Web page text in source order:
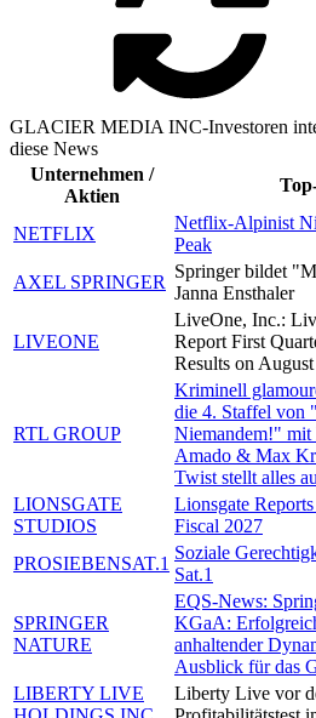
GLACIER MEDIA INC-Investoren
diese News
Unternehmen /
Aktien
NETFLIX
Netflix-Alpinist
Peak
AXEL SPRINGER
Springer bildet
Janna Ensthaler
LIVEONE
LiveOne, Inc.:
Report First
Results on
RTL GROUP
Kriminell
die 4. Staffel von
Niemandem!"
Amado & Max
Twist stellt alles
LIONSGATE
STUDIOS
Lionsgate
Fiscal 2027
PROSIEBENSAT.1
Soziale
Sat.1
SPRINGER
NATURE
EQS-News:
KGaA:
anhaltender
Ausblick für das
LIBERTY LIVE
Liberty Live vor